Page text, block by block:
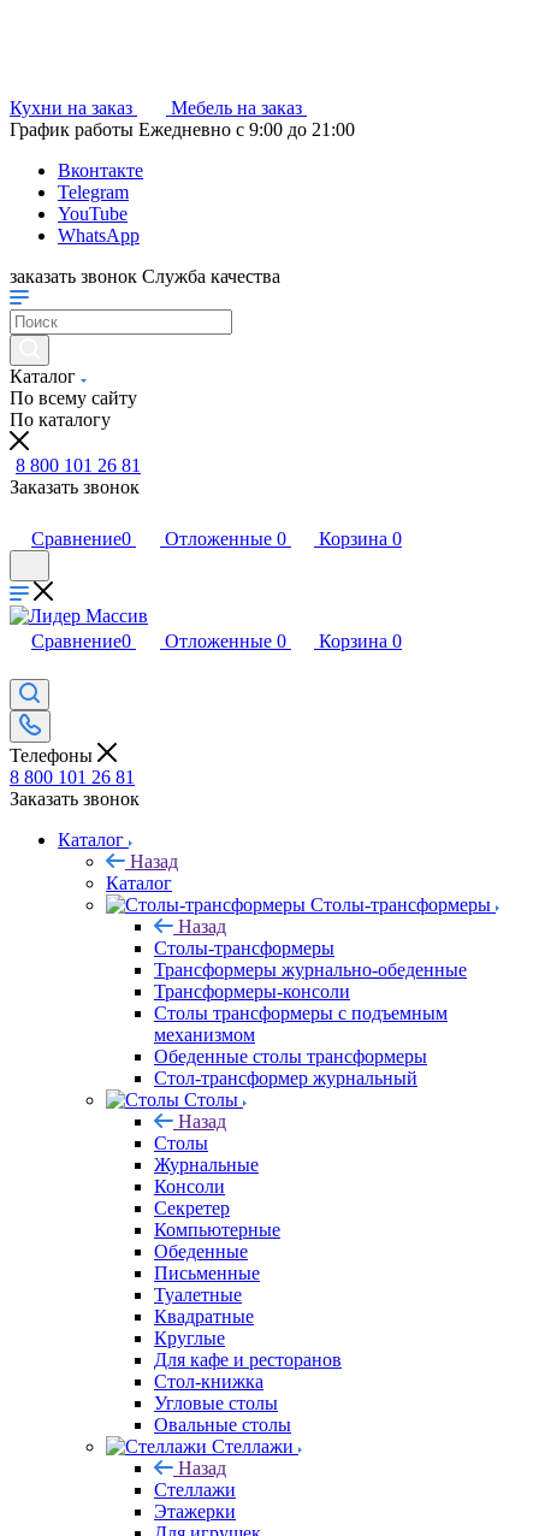
Кухни на заказ
Мебель на заказ
График работы Ежедневно с 9:00 до 21:00
Вконтакте
Telegram
YouTube
WhatsApp
заказать звонок Служба качества
Каталог
По всему сайту
По каталогу
8 800 101 26 81
Заказать звонок
Сравнение0 Отложенные 0 Корзина 0
Сравнение0 Отложенные 0 Корзина 0
Телефоны
8 800 101 26 81
Заказать звонок
Каталог
Назад
Каталог
Столы-трансформеры
Назад
Столы-трансформеры
Трансформеры журнально-обеденные
Трансформеры-консоли
Столы трансформеры с подъемным
механизмом
Обеденные столы трансформеры
Стол-трансформер журнальный
Столы
Назад
Столы
Журнальные
Консоли
Секретер
Компьютерные
Обеденные
Письменные
Туалетные
Квадратные
Круглые
Для кафе и ресторанов
Стол-книжка
Угловые столы
Овальные столы
Стеллажи
Назад
Стеллажи
Этажерки